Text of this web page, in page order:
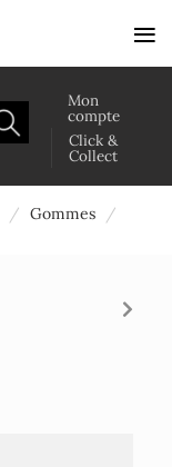
Mon
compte
Click &
Collect
/ Gommes
/
≡